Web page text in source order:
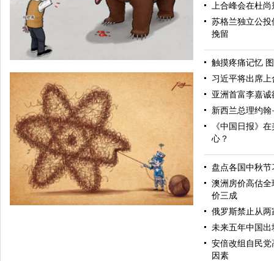
始料不及
上合峰会在杜
苏格兰独立公
挽留
触摸疼痛记忆
习近平将出席
亚洲首富李嘉
新西兰总理约翰
《中国日报》
心？
盘点各国中秋节
澳洲房价高估
价三成
俄罗斯禁止从
未来五年中国
安倍改组自民
因素